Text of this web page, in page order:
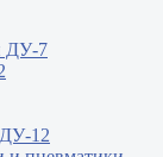
ДУ-7
ДУ-12